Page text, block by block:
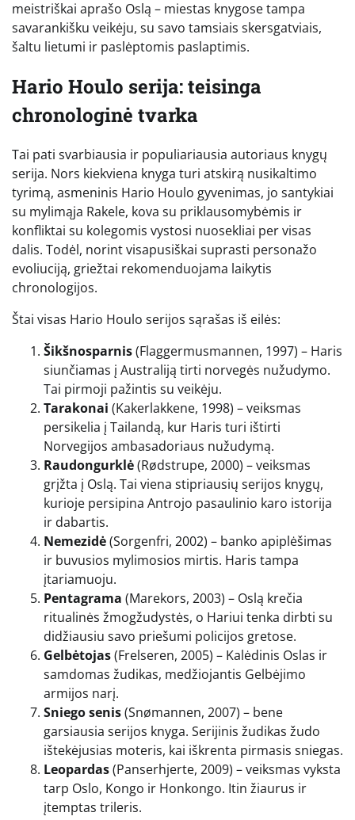
meistriškai aprašo Oslą – miestas knygose tampa
savarankišku veikėju, su savo tamsiais skersgatviais,
šaltu lietumi ir paslėptomis paslaptimis.
Hario Houlo serija: teisinga
chronologinė tvarka
Tai pati svarbiausia ir populiariausia autoriaus knygų
serija. Nors kiekviena knyga turi atskirą nusikaltimo
tyrimą, asmeninis Hario Houlo gyvenimas, jo santykiai
su mylimąja Rakele, kova su priklausomybėmis ir
konfliktai su kolegomis vystosi nuosekliai per visas
dalis. Todėl, norint visapusiškai suprasti personažo
evoliuciją, griežtai rekomenduojama laikytis
chronologijos.
Štai visas Hario Houlo serijos sąrašas iš eilės:
Šikšnosparnis(Flaggermusmannen, 1997) – Haris
siunčiamas į Australiją tirti norvegės nužudymo.
Tai pirmoji pažintis su veikėju.
Tarakonai (Kakerlakkene, 1998) – veiksmas
persikelia į Tailandą, kur Haris turi ištirti
Norvegijos ambasadoriaus nužudymą.
Raudongurklė(Rødstrupe, 2000) – veiksmas
grįžta į Oslą. Tai viena stipriausių serijos knygų,
kurioje persipina Antrojo pasaulinio karo istorija
ir dabartis.
Nemezidė(Sorgenfri, 2002) – banko apiplėšimas
ir buvusios mylimosios mirtis. Haris tampa
įtariamuoju.
Pentagrama (Marekors, 2003) – Oslą krečia
ritualinės žmogžudystės, o Hariui tenka dirbti su
didžiausiu savo priešumi policijos gretose.
Gelbėtojas(Frelseren, 2005) – Kalėdinis Oslas ir
samdomas žudikas, medžiojantis Gelbėjimo
armijos narį.
Sniego senis(Snømannen, 2007) – bene
garsiausia serijos knyga. Serijinis žudikas žudo
ištekėjusias moteris, kai iškrenta pirmasis sniegas.
Leopardas(Panserhjerte, 2009) – veiksmas vyksta
tarp Oslo, Kongo ir Honkongo. Itin žiaurus ir
įtemptas trileris.